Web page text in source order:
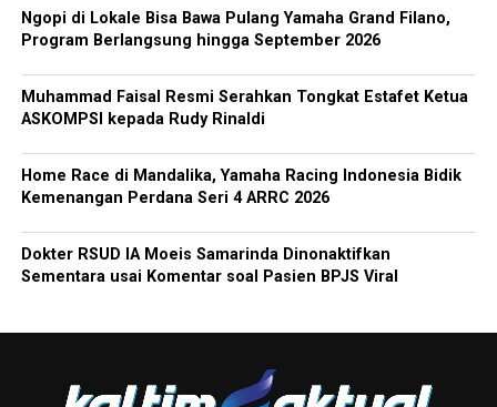
Ngopi di Lokale Bisa Bawa Pulang Yamaha Grand Filano,
Program Berlangsung hingga September 2026
Muhammad Faisal Resmi Serahkan Tongkat Estafet Ketua
ASKOMPSI kepada Rudy Rinaldi
Home Race di Mandalika, Yamaha Racing Indonesia Bidik
Kemenangan Perdana Seri 4 ARRC 2026
Dokter RSUD IA Moeis Samarinda Dinonaktifkan
Sementara usai Komentar soal Pasien BPJS Viral